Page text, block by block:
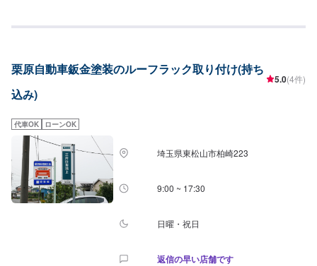
力」で、お客様のカーライフのお役に立てればと考えています。基本的なこ
ら初めての方まで、ご来店を心からお待ちしております。--------------------------
------------------------【1】オファーにてお問い合わせ【2】お見積り【3】お見
積りにご納得いただければ作業開始【4】仕上がり次第納車《パーツの持ち込
お写真や詳細などをお送りください。《代車について》お車をお預かりして
いる間、ご入用のお客様には代車を無料でご用意しております。詳しくはお
気軽にお問い合わせください。※ガソリン代はお客様にご負担いただきます。
【定休日・営業時間】定休日：第二水曜日営業時間：8:30~19:00
栗原自動車鈑金塗装のルーフラック取り付け(持ち
込み)
5.0(4件)
代車OK ローンOK
埼玉県東松山市柏崎223
9:00 ~ 17:30
日曜・祝日
返信の早い店舗です